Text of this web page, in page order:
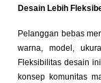
Desain Lebih
Pelanggan bebas
warna, model,
Fleksibilitas desain
konsep komunitas